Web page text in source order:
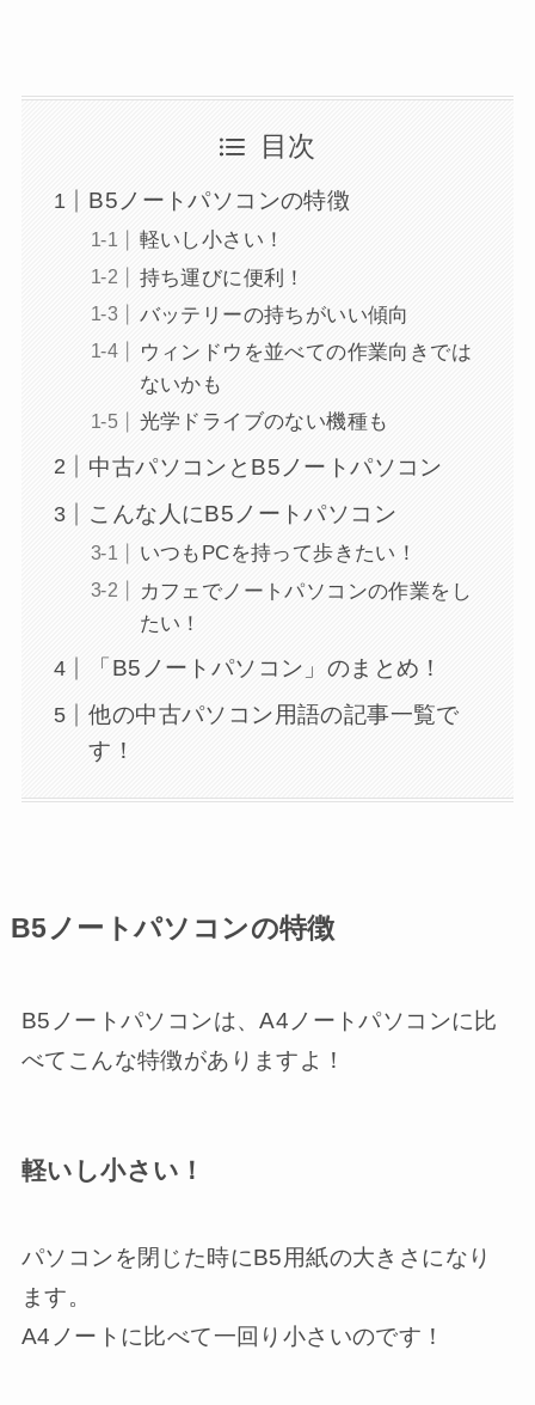
目次
B5ノートパソコンの特徴
軽いし小さい！
持ち運びに便利！
バッテリーの持ちがいい傾向
ウィンドウを並べての作業向きでは
ないかも
光学ドライブのない機種も
中古パソコンとB5ノートパソコン
こんな人にB5ノートパソコン
いつもPCを持って歩きたい！
カフェでノートパソコンの作業をし
たい！
「B5ノートパソコン」のまとめ！
他の中古パソコン用語の記事一覧で
す！
B5ノートパソコンの特徴
B5ノートパソコンは、A4ノートパソコンに比
べてこんな特徴がありますよ！
軽いし小さい！
パソコンを閉じた時にB5用紙の大きさになり
ます。
A4ノートに比べて一回り小さいのです！